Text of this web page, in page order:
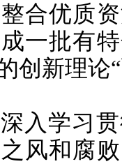
合优质
一批有
创新理论
入学习
风和腐